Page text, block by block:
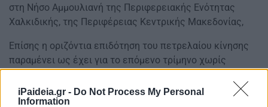
iPaideia.gr - Do Not Process My Personal
Information
στη Νήσο Αμμουλιανή της Περιφερειακής Ενότητας
Χαλκιδικής, της Περιφέρειας Κεντρικής Μακεδονίας,
Eπίσης η οριζόντια επιδότηση του πετρελαίου κίνησης
παραμένει ως έχει για το επόμενο τρίμηνο χωρίς
φτάνει στα 0,15 ευρώ το λίτρο με το ΦΠΑ.